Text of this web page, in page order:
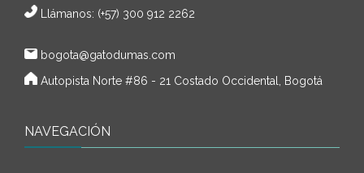
Llámanos: (+57) 300 912 2262
bogota@gatodumas.com
Autopista Norte #86 - 21 Costado Occidental, Bogotá
NAVEGACIÓN